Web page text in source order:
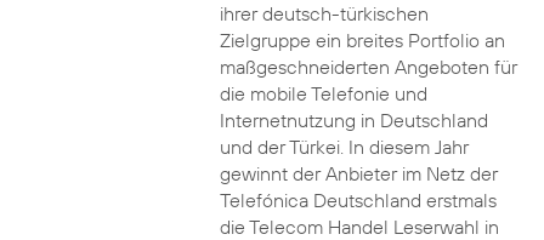
ihrer deutsch-türkischen
Zielgruppe ein breites Portfolio an
maßgeschneiderten Angeboten für
die mobile Telefonie und
Internetnutzung in Deutschland
und der Türkei. In diesem Jahr
gewinnt der Anbieter im Netz der
Telefónica Deutschland erstmals
die Telecom Handel Leserwahl in